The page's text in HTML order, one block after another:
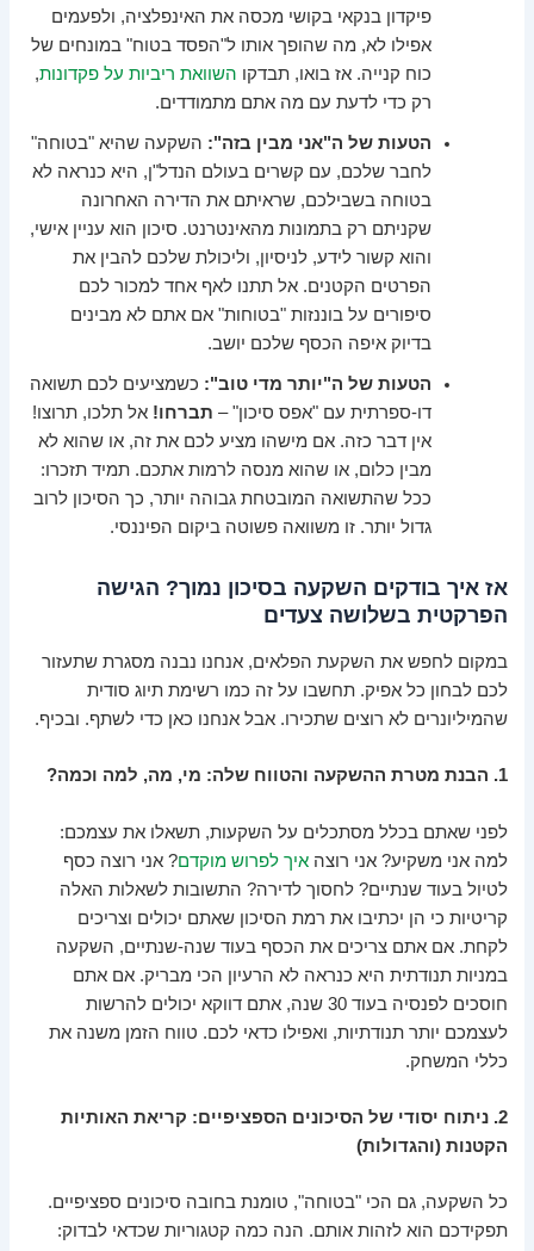
פיקדון בנקאי בקושי מכסה את האינפלציה, ולפעמים
אפילו לא, מה שהופך אותו ל"הפסד בטוח" במונחים של
כוח קנייה. אז בואו, תבדקו השוואת ריביות על פקדונות,
רק כדי לדעת עם מה אתם מתמודדים.
הטעות של ה"אני מבין בזה": השקעה שהיא "בטוחה"
לחבר שלכם, עם קשרים בעולם הנדל"ן, היא כנראה לא
בטוחה בשבילכם, שראיתם את הדירה האחרונה
שקניתם רק בתמונות מהאינטרנט. סיכון הוא עניין אישי,
והוא קשור לידע, לניסיון, וליכולת שלכם להבין את
הפרטים הקטנים. אל תתנו לאף אחד למכור לכם
סיפורים על בוננזות "בטוחות" אם אתם לא מבינים
בדיוק איפה הכסף שלכם יושב.
הטעות של ה"יותר מדי טוב": כשמציעים לכם תשואה
דו-ספרתית עם "אפס סיכון" – תברחו! אל תלכו, תרוצו!
אין דבר כזה. אם מישהו מציע לכם את זה, או שהוא לא
מבין כלום, או שהוא מנסה לרמות אתכם. תמיד תזכרו:
ככל שהתשואה המובטחת גבוהה יותר, כך הסיכון לרוב
גדול יותר. זו משוואה פשוטה ביקום הפיננסי.
אז איך בודקים השקעה בסיכון נמוך? הגישה
הפרקטית בשלושה צעדים
במקום לחפש את השקעת הפלאים, אנחנו נבנה מסגרת שתעזור
לכם לבחון כל אפיק. תחשבו על זה כמו רשימת תיוג סודית
שהמיליונרים לא רוצים שתכירו. אבל אנחנו כאן כדי לשתף. ובכיף.
1. הבנת מטרת ההשקעה והטווח שלה: מי, מה, למה וכמה?
לפני שאתם בכלל מסתכלים על השקעות, תשאלו את עצמכם:
למה אני משקיע? אני רוצהאיך לפרוש מוקדם? אני רוצה כסף
לטיול בעוד שנתיים? לחסוך לדירה? התשובות לשאלות האלה
קריטיות כי הן יכתיבו את רמת הסיכון שאתם יכולים וצריכים
לקחת. אם אתם צריכים את הכסף בעוד שנה-שנתיים, השקעה
במניות תנודתית היא כנראה לא הרעיון הכי מבריק. אם אתם
חוסכים לפנסיה בעוד 30 שנה, אתם דווקא יכולים להרשות
לעצמכם יותר תנודתיות, ואפילו כדאי לכם. טווח הזמן משנה את
כללי המשחק.
2. ניתוח יסודי של הסיכונים הספציפיים: קריאת האותיות
הקטנות (והגדולות)
כל השקעה, גם הכי "בטוחה", טומנת בחובה סיכונים ספציפיים.
תפקידכם הוא לזהות אותם. הנה כמה קטגוריות שכדאי לבדוק: